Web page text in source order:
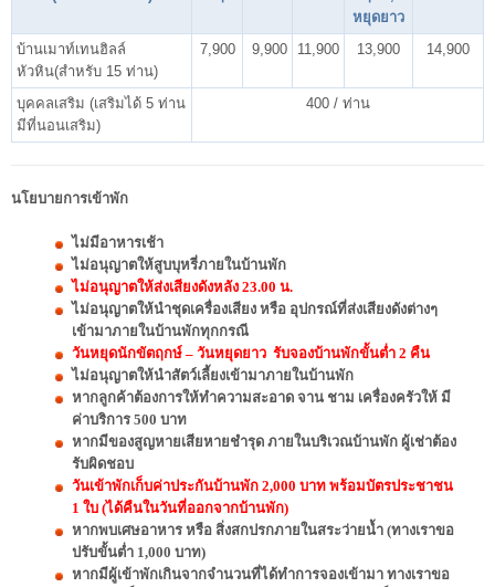
หยุดยาว
บ้านเมาท์เทนฮิลล์
หัวหิน(สำหรับ 15 ท่าน)
7,900 9,900 11,900 13,900 14,900
บุคคลเสริม (เสริมได้ 5 ท่าน
มีที่นอนเสริม)
400 / ท่าน
นโยบายการเข้าพัก
ไม่มีอาหารเช้า
ไม่อนุญาตให้สูบบุหรี่ภายในบ้านพัก
ไม่อนุญาตให้ส่งเสียงดังหลัง 23.00 น.
ไม่อนุญาตให้นำชุดเครื่องเสียง หรือ อุปกรณ์ที่ส่งเสียงดังต่างๆ
เข้ามาภายในบ้านพักทุกกรณี
วันหยุดนักขัตฤกษ์ – วันหยุดยาว รับจองบ้านพักขั้นต่ำ 2 คืน
ไม่อนุญาตให้นำสัตว์เลี้ยงเข้ามาภายในบ้านพัก
หากลูกค้าต้องการให้ทำความสะอาด จาน ชาม เครื่องครัวให้ มี
ค่าบริการ 500 บาท
หากมีของสูญหายเสียหายชำรุด ภายในบริเวณบ้านพัก ผู้เช่าต้อง
รับผิดชอบ
วันเข้าพักเก็บค่าประกันบ้านพัก 2,000 บาท พร้อมบัตรประชาชน
1 ใบ (ได้คืนในวันที่ออกจากบ้านพัก)
หากพบเศษอาหาร หรือ สิ่งสกปรกภายในสระว่ายน้ำ (ทางเราขอ
ปรับขั้นต่ำ 1,000 บาท)
หากมีผู้เข้าพักเกินจากจำนวนที่ได้ทำการจองเข้ามา ทางเราขอ